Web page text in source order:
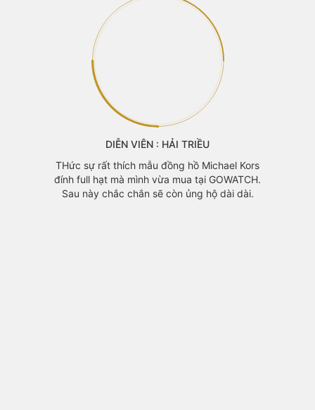
DIỄN VIÊN : HẢI TRIỀU
THức sự rất thích mẫu đồng hồ Michael Kors
đính full hạt mà mình vừa mua tại GOWATCH.
Sau này chắc chắn sẽ còn ủng hộ dài dài.